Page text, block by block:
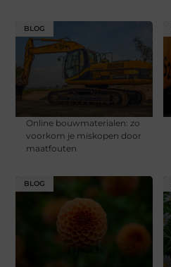
BLOG
Online bouwmaterialen: zo
voorkom je miskopen door
maatfouten
BLOG